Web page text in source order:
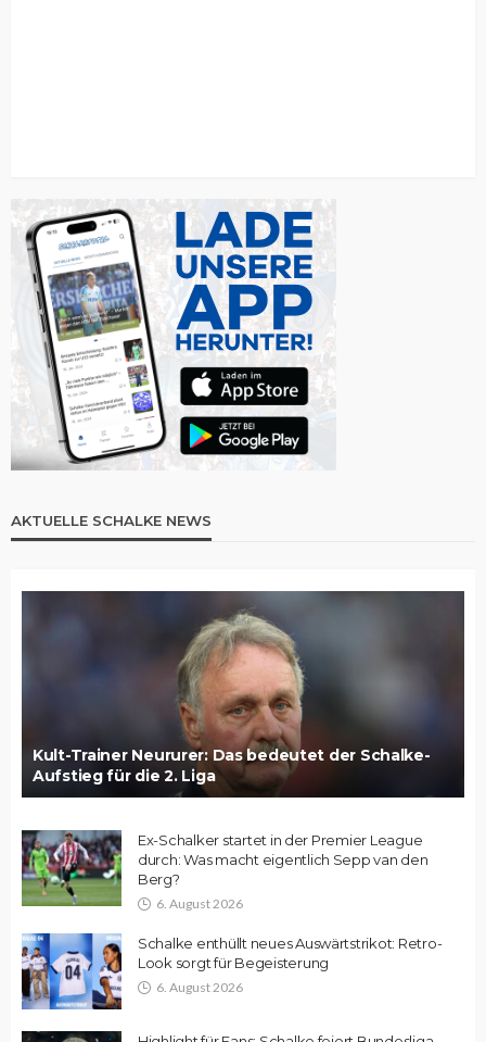
AKTUELLE SCHALKE NEWS
Kult-Trainer Neururer: Das bedeutet der Schalke-
Aufstieg für die 2. Liga
Ex-Schalker startet in der Premier League
durch: Was macht eigentlich Sepp van den
Berg?
6. August 2026
Schalke enthüllt neues Auswärtstrikot: Retro-
Look sorgt für Begeisterung
6. August 2026